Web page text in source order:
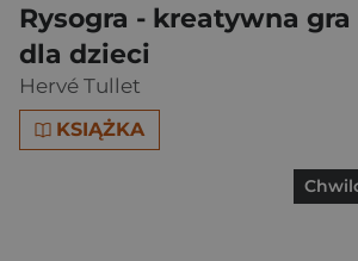
Rysogra - kreatywna
dla dzieci
Hervé Tullet
KSIĄŻKA